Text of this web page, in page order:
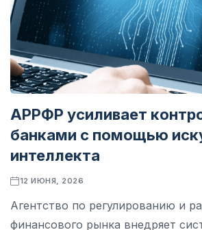
АРРФР усиливает
банками с помощью
интеллекта
12 ИЮНЯ, 2026
Агентство по регулированию и
финансового рынка внедряет